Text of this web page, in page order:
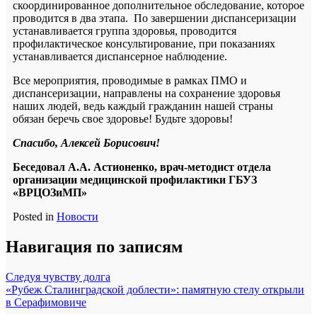
скоординированное дополнительное обследование, которое
проводится в два этапа. По завершении диспансеризации
устанавливается группа здоровья, проводится
профилактическое консультирование, при показаниях
устанавливается диспансерное наблюдение.
Все мероприятия, проводимые в рамках ПМО и
диспансеризации, направлены на сохранение здоровья
наших людей, ведь каждый гражданин нашей страны
обязан беречь свое здоровье! Будьте здоровы!
Спасибо, Алексей Борисович!
Беседовал А.А. Астионенко, врач-методист отдела
организации медицинской профилактики ГБУЗ
«ВРЦОЗиМП»
Posted in Новости
Навигация по записям
Следуя чувству долга
«Рубеж Сталинградской доблести»: памятную стелу открыли
в Серафимовиче